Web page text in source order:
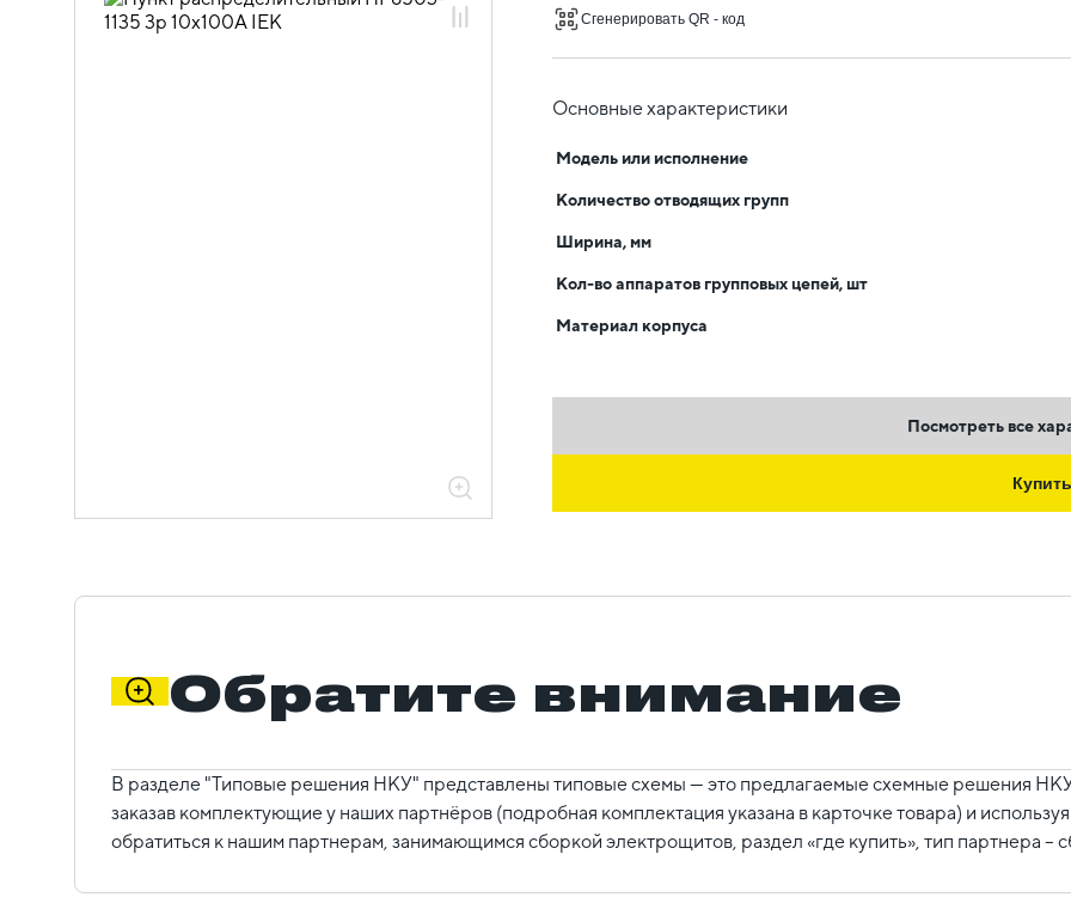
автоматических выключателей
Сгенерировать QR - код
Основные характеристики
Модель или исполнение
Количество отводящих групп
Ширина, мм
Кол-во аппаратов групповых цепей, шт
Материал корпуса
Посмотреть все
Купить
Обратите внимание
В разделе "Типовые решения НКУ" представлены типовые схемы — это предлагаемые схемные решения
заказав комплектующие у наших партнёров (подробная комплектация указана в карточке товара) и
обратиться к нашим партнерам, занимающимся сборкой электрощитов, раздел «где купить», тип партнера –